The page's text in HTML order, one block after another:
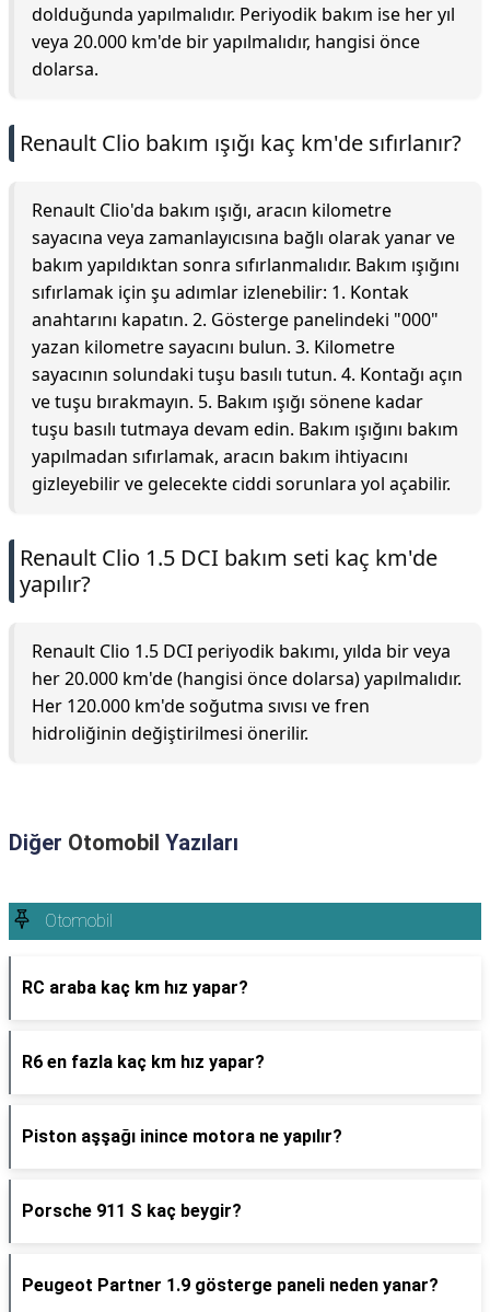
dolduğunda yapılmalıdır. Periyodik bakım ise her yıl
veya 20.000 km'de bir yapılmalıdır, hangisi önce
dolarsa.
Renault Clio bakım ışığı kaç km'de sıfırlanır?
Renault Clio'da bakım ışığı, aracın kilometre
sayacına veya zamanlayıcısına bağlı olarak yanar ve
bakım yapıldıktan sonra sıfırlanmalıdır. Bakım ışığını
sıfırlamak için şu adımlar izlenebilir: 1. Kontak
anahtarını kapatın. 2. Gösterge panelindeki "000"
yazan kilometre sayacını bulun. 3. Kilometre
sayacının solundaki tuşu basılı tutun. 4. Kontağı açın
ve tuşu bırakmayın. 5. Bakım ışığı sönene kadar
tuşu basılı tutmaya devam edin. Bakım ışığını bakım
yapılmadan sıfırlamak, aracın bakım ihtiyacını
gizleyebilir ve gelecekte ciddi sorunlara yol açabilir.
Renault Clio 1.5 DCI bakım seti kaç km'de
yapılır?
Renault Clio 1.5 DCI periyodik bakımı, yılda bir veya
her 20.000 km'de (hangisi önce dolarsa) yapılmalıdır.
Her 120.000 km'de soğutma sıvısı ve fren
hidroliğinin değiştirilmesi önerilir.
Diğer Otomobil Yazıları
Otomobil
RC araba kaç km hız yapar?
R6 en fazla kaç km hız yapar?
Piston aşşağı inince motora ne yapılır?
Porsche 911 S kaç beygir?
Peugeot Partner 1.9 gösterge paneli neden yanar?